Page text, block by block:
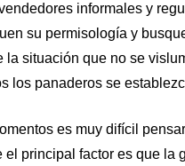
informales y
su permisología y
la situación que no se
los panaderos se
es muy difícil
principal factor es que la